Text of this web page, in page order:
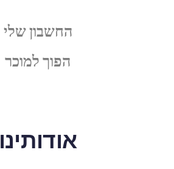
החשבון שלי
הפוך למוכר
אודותינו